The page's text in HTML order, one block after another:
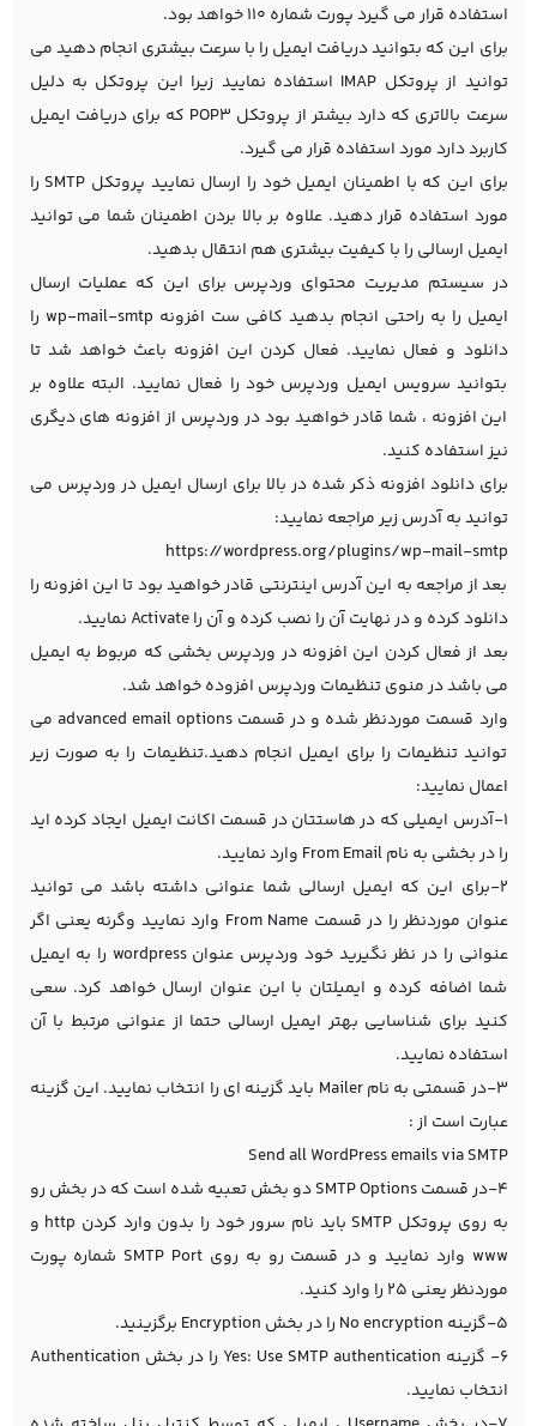
استفاده قرار می گیرد پورت شماره 110 خواهد بود.
برای این که بتوانید دریافت ایمیل را با سرعت بیشتری انجام دهید می
توانید از پروتکل IMAP استفاده نمایید زیرا این پروتکل به دلیل
سرعت بالاتری که دارد بیشتر از پروتکل POP3 که برای دریافت ایمیل
کاربرد دارد مورد استفاده قرار می گیرد.
برای این که با اطمینان ایمیل خود را ارسال نمایید پروتکل SMTP را
مورد استفاده قرار دهید. علاوه بر بالا بردن اطمینان شما می توانید
ایمیل ارسالی را با کیفیت بیشتری هم انتقال بدهید.
در سیستم مدیریت محتوای وردپرس برای این که عملیات ارسال
ایمیل را به راحتی انجام بدهید کافی ست افزونه wp-mail-smtp را
دانلود و فعال نمایید. فعال کردن این افزونه باعث خواهد شد تا
بتوانید سرویس ایمیل وردپرس خود را فعال نمایید. البته علاوه بر
این افزونه ، شما قادر خواهید بود در وردپرس از افزونه های دیگری
نیز استفاده کنید.
برای دانلود افزونه ذکر شده در بالا برای ارسال ایمیل در وردپرس می
توانید به آدرس زیر مراجعه نمایید:
https://wordpress.org/plugins/wp-mail-smtp
بعد از مراجعه به این آدرس اینترنتی قادر خواهید بود تا این افزونه را
دانلود کرده و در نهایت آن را نصب کرده و آن را Activate نمایید.
بعد از فعال کردن این افزونه در وردپرس بخشی که مربوط به ایمیل
می باشد در منوی تنظیمات وردپرس افزوده خواهد شد.
وارد قسمت موردنظر شده و در قسمت advanced email options می
توانید تنظیمات را برای ایمیل انجام دهید.تنظیمات را به صورت زیر
اعمال نمایید:
1-آدرس ایمیلی که در هاستتان در قسمت اکانت ایمیل ایجاد کرده اید
را در بخشی به نام From Email وارد نمایید.
2-برای این که ایمیل ارسالی شما عنوانی داشته باشد می توانید
عنوان موردنظر را در قسمت From Name وارد نمایید وگرنه یعنی اگر
عنوانی را در نظر نگیرید خود وردپرس عنوان wordpress را به ایمیل
شما اضافه کرده و ایمیلتان با این عنوان ارسال خواهد کرد. سعی
کنید برای شناسایی بهتر ایمیل ارسالی حتما از عنوانی مرتبط با آن
استفاده نمایید.
3-در قسمتی به نام Mailer باید گزینه ای را انتخاب نمایید. این گزینه
عبارت است از :
Send all WordPress emails via SMTP
4-در قسمت SMTP Options دو بخش تعبیه شده است که در بخش رو
به روی پروتکل SMTP باید نام سرور خود را بدون وارد کردن http و
www وارد نمایید و در قسمت رو به روی SMTP Port شماره پورت
موردنظر یعنی 25 را وارد کنید.
5-گزینه No encryption را در بخش Encryption برگزینید.
6- گزینه Yes: Use SMTP authentication را در بخش Authentication
انتخاب نمایید.